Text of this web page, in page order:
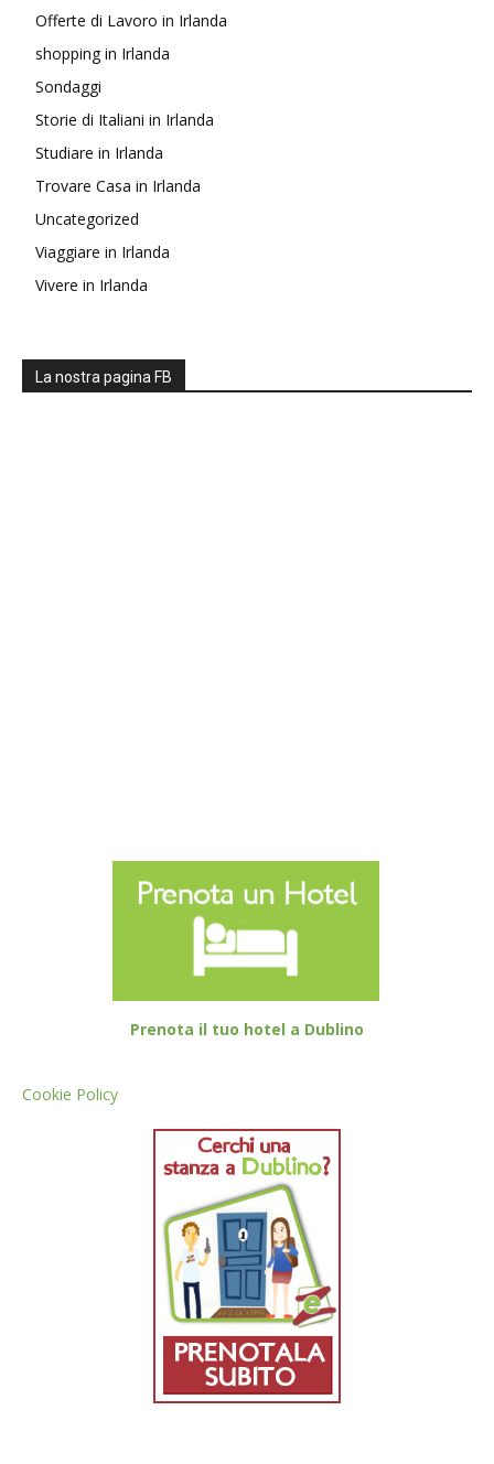
Offerte di Lavoro in Irlanda
shopping in Irlanda
Sondaggi
Storie di Italiani in Irlanda
Studiare in Irlanda
Trovare Casa in Irlanda
Uncategorized
Viaggiare in Irlanda
Vivere in Irlanda
La nostra pagina FB
Prenota il tuo hotel a Dublino
Cookie Policy